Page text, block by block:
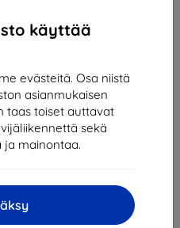
käyttää
evästeitä. Osa niistä
asianmukaisen
taas toiset auttavat
sekä
ja mainontaa.
film for Honor